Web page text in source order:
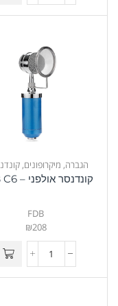
הגברה, מיקרופונים,
קונדנסר אולפני – FDB C6
FDB
₪208